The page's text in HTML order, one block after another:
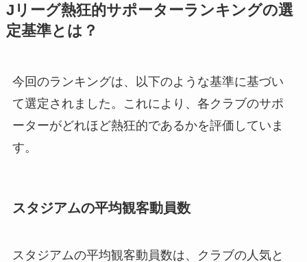
Jリーグ熱狂的サポーターランキングの選
定基準とは？
今回のランキングは、以下のような基準に基づい
て選定されました。これにより、各クラブのサポ
ーターがどれほど熱狂的であるかを評価していま
す。
スタジアムの平均観客動員数
スタジアムの平均観客動員数は、クラブの人気と